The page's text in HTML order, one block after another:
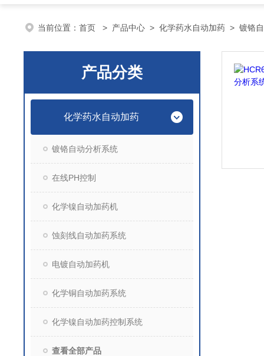
当前位置： 首页 > 产品中心 > 化学药水自动加药 > 镀铬
产品分类
化学药水自动加药
镀铬自动分析系统
在线PH控制
化学镍自动加药机
蚀刻线自动加药系统
电镀自动加药机
化学铜自动加药系统
化学镍自动加药控制系统
查看全部产品